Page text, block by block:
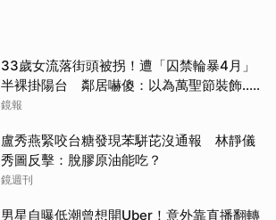
33歲女流落街頭被拐！遭「囚禁輪暴4月」
半裸掛陽台 鄰居嚇傻：以為萬聖節裝飾...
主謀竟與妻小同住
鏡報
盧秀燕緊咬台糖發現苯駢芘沒通報 林靜儀
秀圖反擊：脫膠原油能吃？
鏡週刊
男星自曝低潮曾想開Uber！意外靠直播翻轉